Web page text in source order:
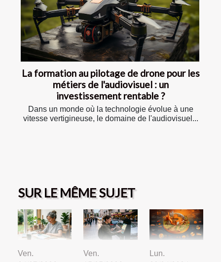
La formation au pilotage de drone pour les
métiers de l'audiovisuel : un
investissement rentable ?
Dans un monde où la technologie évolue à une
vitesse vertigineuse, le domaine de l'audiovisuel...
SUR LE MÊME SUJET
Ven.
Ven.
Lun.